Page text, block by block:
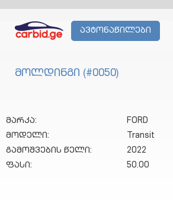
ავტონაწილები
მოლდინგი (#0050)
მარკა:
FORD
მოდელი:
Transit
გამოშვების წელი:
2022
ფასი:
50.00